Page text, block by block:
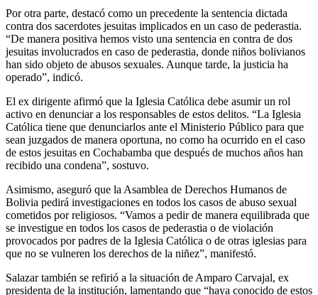
Por otra parte, destacó como un precedente la sentencia dictada
contra dos sacerdotes jesuitas implicados en un caso de pederastia.
“De manera positiva hemos visto una sentencia en contra de dos
jesuitas involucrados en caso de pederastia, donde niños bolivianos
han sido objeto de abusos sexuales. Aunque tarde, la justicia ha
operado”, indicó.
El ex dirigente afirmó que la Iglesia Católica debe asumir un rol
activo en denunciar a los responsables de estos delitos. “La Iglesia
Católica tiene que denunciarlos ante el Ministerio Público para que
sean juzgados de manera oportuna, no como ha ocurrido en el caso
de estos jesuitas en Cochabamba que después de muchos años han
recibido una condena”, sostuvo.
Asimismo, aseguró que la Asamblea de Derechos Humanos de
Bolivia pedirá investigaciones en todos los casos de abuso sexual
cometidos por religiosos. “Vamos a pedir de manera equilibrada que
se investigue en todos los casos de pederastia o de violación
provocados por padres de la Iglesia Católica o de otras iglesias para
que no se vulneren los derechos de la niñez”, manifestó.
Salazar también se refirió a la situación de Amparo Carvajal, ex
presidenta de la institución, lamentando que “haya conocido de estos